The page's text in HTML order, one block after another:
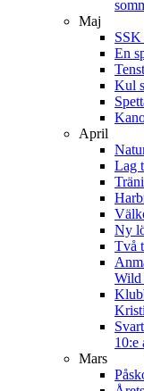
Maj
SSK
En
Kul
April
Lag
Ny
Två
Wild
10:e
Mars